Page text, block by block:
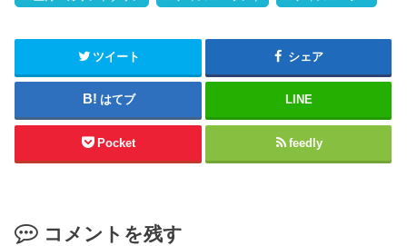
ツイート シェア
はてブ LINE
Pocket feedly
コメントを残す